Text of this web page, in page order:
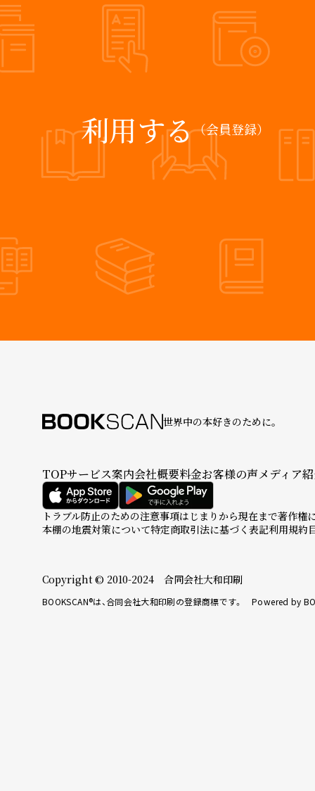
利用する（会員登録）
世界中の本好きのために。
TOPサービス案内会社概要料金お客様の声メディア
トラブル防止のための注意事項はじまりから現在まで著作権
本棚の地震対策について特定商取引法に基づく表記利用規約
Copyright © 2010-2024 合同会社大和印刷
BOOKSCAN®は、合同会社大和印刷の登録商標です。 Powered by